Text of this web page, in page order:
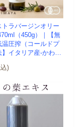
トラバージンオリー
（450g）｜【無
温圧搾（コールドプ
イタリア産-かわし
)